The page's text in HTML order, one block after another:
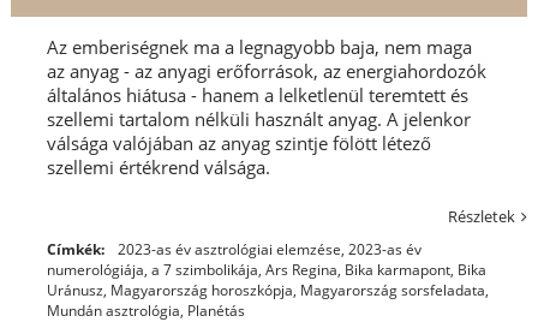
Az emberiségnek ma a legnagyobb baja, nem maga
az anyag - az anyagi erőforrások, az energiahordozók
általános hiátusa - hanem a lelketlenül teremtett és
szellemi tartalom nélküli használt anyag. A jelenkor
válsága valójában az anyag szintje fölött létező
szellemi értékrend válsága.
Részletek
Címkék: 2023-as év asztrológiai elemzése, 2023-as év
numerológiája, a 7 szimbolikája, Ars Regina, Bika karmapont, Bika
Uránusz, Magyarország horoszkópja, Magyarország sorsfeladata,
Mundán asztrológia, Planétás